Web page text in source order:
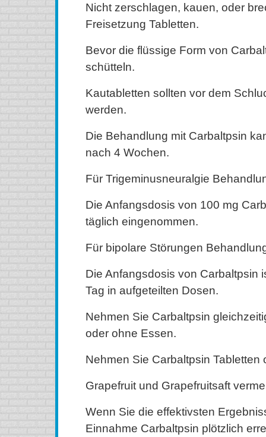
Nicht zerschlagen, kauen, oder
Freisetzung Tabletten.
Bevor die flüssige Form von
schütteln.
Kautabletten sollten vor dem
werden.
Die Behandlung mit Carbaltpsin
nach 4 Wochen.
Für Trigeminusneuralgie
Die Anfangsdosis von 100 mg
täglich eingenommen.
Für bipolare Störungen
Die Anfangsdosis von Carbaltpsin
Tag in aufgeteilten Dosen.
Nehmen Sie Carbaltpsin
oder ohne Essen.
Nehmen Sie Carbaltpsin Tabletten
Grapefruit und Grapefruitsaft
Wenn Sie die effektivsten
Einnahme Carbaltpsin plötzlich